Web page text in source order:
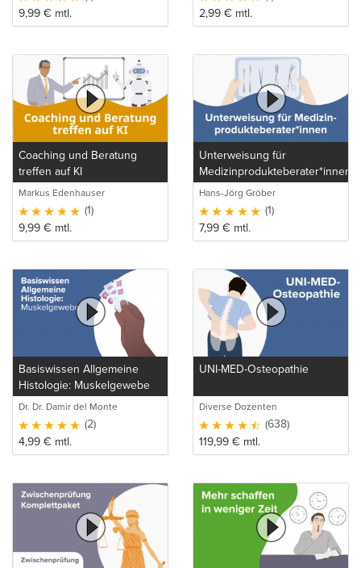
9,99 € mtl.
2,99 € mtl.
Coaching und Beratung
treffen auf KI
Markus Edenhauser
(1)
9,99 € mtl.
Unterweisung für
Medizinprodukteberater*innen
Hans-Jörg Gröber
(1)
7,99 € mtl.
Basiswissen Allgemeine
Histologie: Muskelgewebe
Dr. Dr. Damir del Monte
(2)
4,99 € mtl.
UNI-MED-Osteopathie
Diverse Dozenten
(638)
119,99 € mtl.